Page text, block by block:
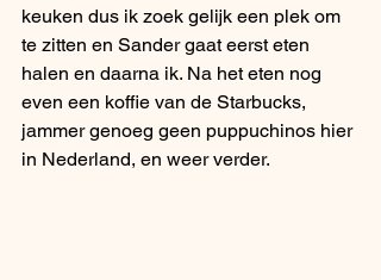
keuken dus ik zoek gelijk een plek om
te zitten en Sander gaat eerst eten
halen en daarna ik. Na het eten nog
even een koffie van de Starbucks,
jammer genoeg geen puppuchinos hier
in Nederland, en weer verder.